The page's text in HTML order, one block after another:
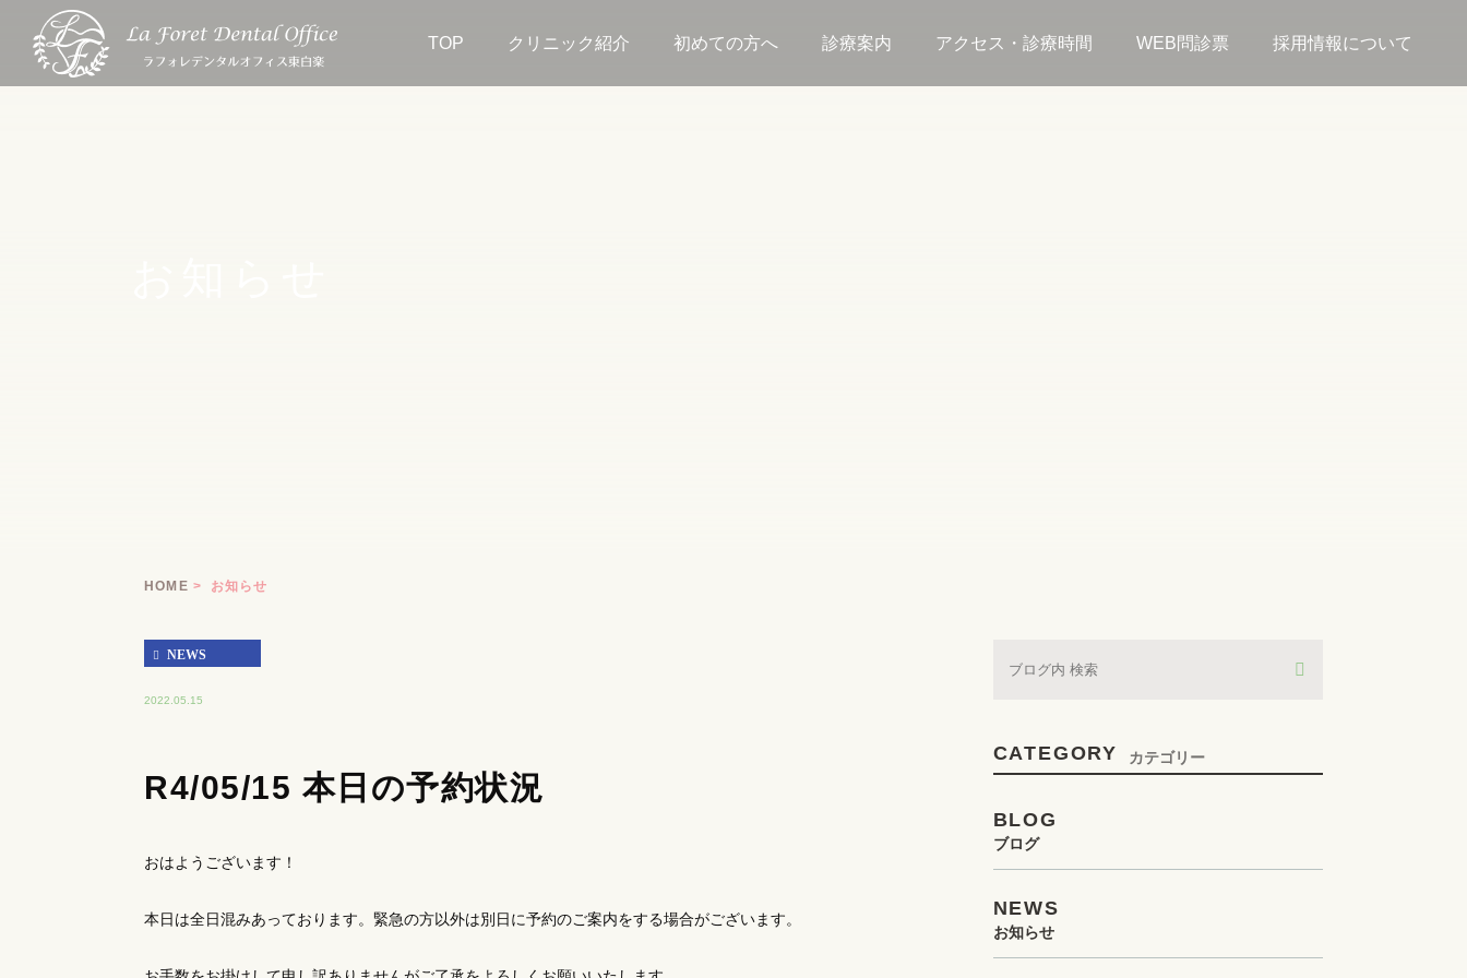
TOP クリニック紹介 初めての方へ 診療案内 アクセス・診療時間 WEB問診票 採用情報について
HOME お知らせ
NEWS
2022.05.15
R4/05/15 本日の予約状況
おはようございます！
本日は全日混みあっております。緊急の方以外は別日に予約のご案内をする場合がございます。
CATEGORY カテゴリー
BLOG
ブログ
NEWS
お知らせ